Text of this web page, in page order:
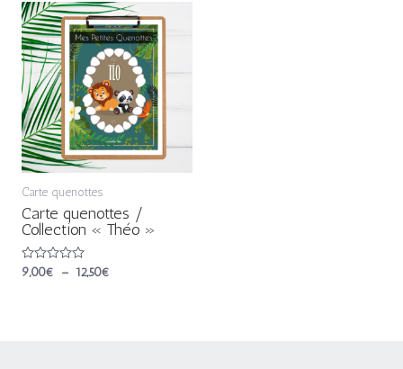
Carte quenottes
Carte quenottes /
Collection « Théo »
Note
9,00€ – 12,50€
Plage
de
prix :
9,00€
à
12,50€